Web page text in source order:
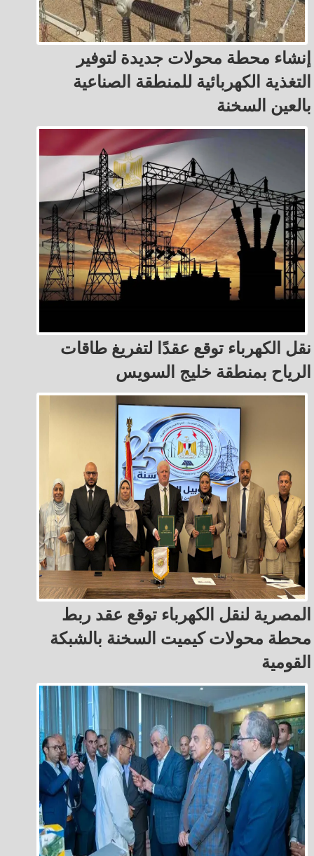
إنشاء محطة محولات جديدة لتوفير
التغذية الكهربائية للمنطقة الصناعية
بالعين السخنة
نقل الكهرباء توقع عقدًا لتفريغ طاقات
الرياح بمنطقة خليج السويس
المصرية لنقل الكهرباء توقع عقد ربط
محطة محولات كيميت السخنة بالشبكة
القومية